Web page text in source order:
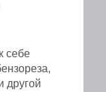
себе
другой